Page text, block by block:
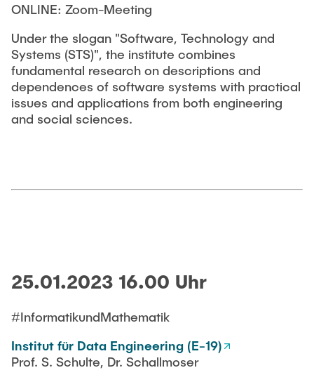
ONLINE: Zoom-Meeting
Under the slogan "Software, Technology and
Systems (STS)", the institute combines
fundamental research on descriptions and
dependences of software systems with practical
issues and applications from both engineering
and social sciences.
25.01.2023 16.00 Uhr
#InformatikundMathematik
Institut für Data Engineering (E-19)
Prof. S. Schulte, Dr. Schallmoser